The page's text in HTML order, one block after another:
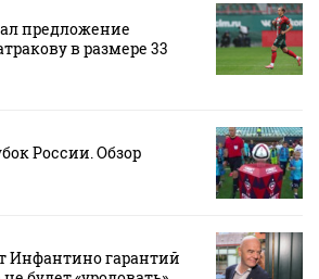
предложение
в размере 33
России. Обзор
Инфантино гарантий